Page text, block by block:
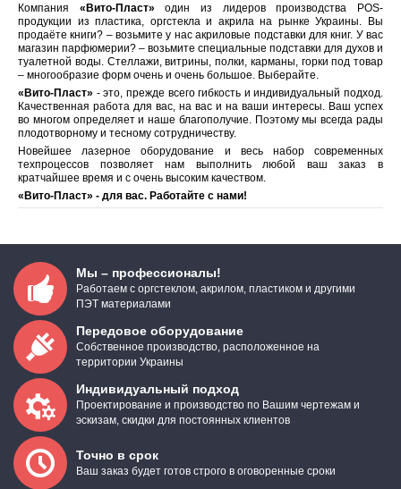
Компания «Вито-Пласт» один из лидеров производства POS-
продукции из пластика, оргстекла и акрила на рынке Украины. Вы
продаёте книги? – возьмите у нас акриловые подставки для книг. У вас
магазин парфюмерии? – возьмите специальные подставки для духов и
туалетной воды. Стеллажи, витрины, полки, карманы, горки под товар
– многообразие форм очень и очень большое. Выберайте.
«Вито-Пласт» - это, прежде всего гибкость и индивидуальный подход.
Качественная работа для вас, на вас и на ваши интересы. Ваш успех
во многом определяет и наше благополучие. Поэтому мы всегда рады
плодотворному и тесному сотрудничеству.
Новейшее лазерное оборудование и весь набор современных
техпроцессов позволяет нам выполнить любой ваш заказ в
кратчайшее время и с очень высоким качеством.
«Вито-Пласт» - для вас. Работайте с нами!
Мы – профессионалы!
Работаем с оргстеклом, акрилом, пластиком и другими
ПЭТ материалами
Передовое оборудование
Собственное производство, расположенное на
территории Украины
Индивидуальный подход
Проектирование и производство по Вашим чертежам и
эскизам, скидки для постоянных клиентов
Точно в срок
Ваш заказ будет готов строго в оговоренные сроки